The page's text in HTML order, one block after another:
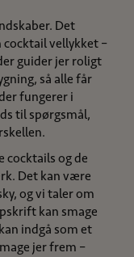
Det
vellykket –
guider jer roligt
så alle får
fungerer i
til spørgsmål,
cocktails og de
Det kan være
og vi taler om
kan smage
indgå som et
jer frem –